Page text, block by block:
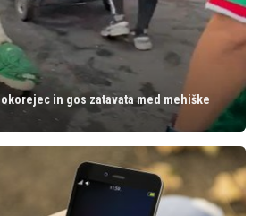
in gos zatavata med mehiške